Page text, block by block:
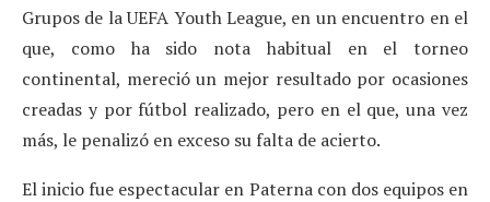
Grupos de la UEFA Youth League, en un encuentro en el
que, como ha sido nota habitual en el torneo
continental, mereció un mejor resultado por ocasiones
creadas y por fútbol realizado, pero en el que, una vez
más, le penalizó en exceso su falta de acierto.
El inicio fue espectacular en Paterna con dos equipos en